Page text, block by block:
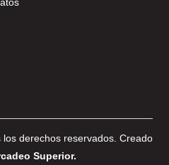
derechos reservados. Creado
Superior.